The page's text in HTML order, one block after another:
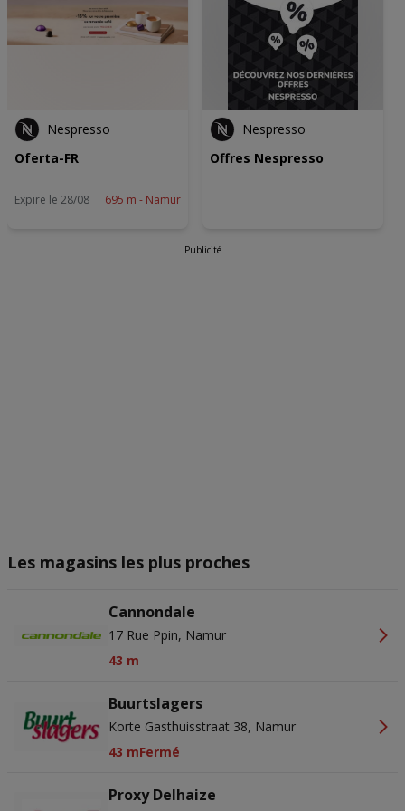
Nespresso
Oferta-FR
Expire le 28/08 695 m - Namur
Nespresso
Offres Nespresso
Publicité
Les magasins les plus proches
Cannondale
17 Rue Ppin, Namur
43 m
Buurtslagers
Korte Gasthuisstraat 38, Namur
43 mFermé
Proxy Delhaize
volgende doeleinden:
Precieze geolocatiegegevens gebruiken. De apparaatkenmerken
actief scannen ter identificatie. Informatie op een apparaat opslaan
en/of openen. Gepersonaliseerde advertenties en content,
advertentie- en contentmetingen, doelgroepenonderzoek en
Partnerlijst (derden)